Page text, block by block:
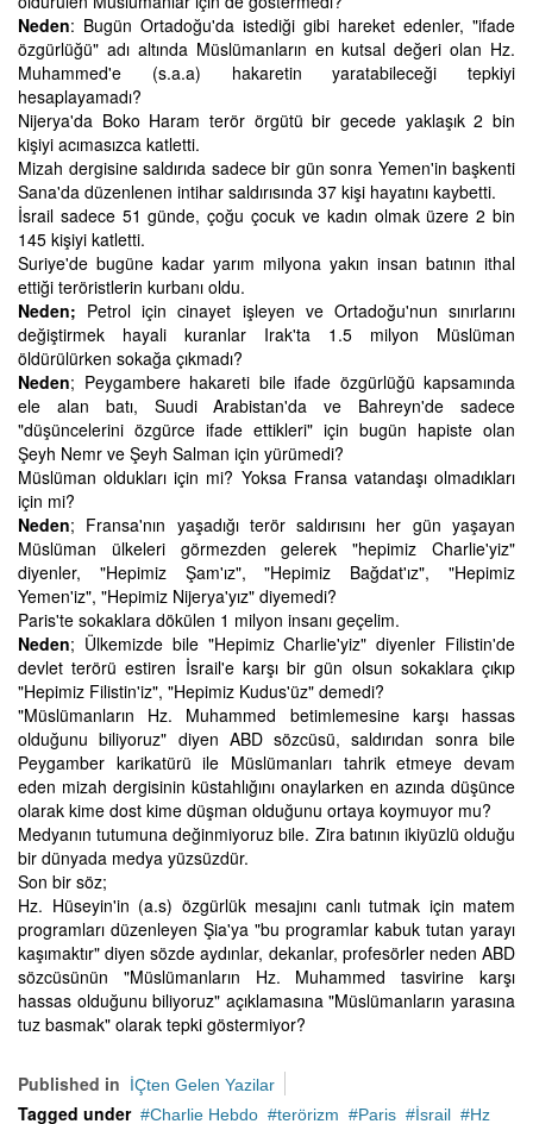
Neden: Bugün Ortadoğu'da istediği gibi hareket edenler, "ifade
özgürlüğü" adı altında Müslümanların en kutsal değeri olan Hz.
Muhammed'e (s.a.a) hakaretin yaratabileceği tepkiyi
hesaplayamadı?
Nijerya'da Boko Haram terör örgütü bir gecede yaklaşık 2 bin
kişiyi acımasızca katletti.
Mizah dergisine saldırıda sadece bir gün sonra Yemen'in başkenti
Sana'da düzenlenen intihar saldırısında 37 kişi hayatını kaybetti.
İsrail sadece 51 günde, çoğu çocuk ve kadın olmak üzere 2 bin
145 kişiyi katletti.
Suriye'de bugüne kadar yarım milyona yakın insan batının ithal
ettiği teröristlerin kurbanı oldu.
Neden; Petrol için cinayet işleyen ve Ortadoğu'nun sınırlarını
değiştirmek hayali kuranlar Irak'ta 1.5 milyon Müslüman
öldürülürken sokağa çıkmadı?
Neden; Peygambere hakareti bile ifade özgürlüğü kapsamında
ele alan batı, Suudi Arabistan'da ve Bahreyn'de sadece
"düşüncelerini özgürce ifade ettikleri" için bugün hapiste olan
Şeyh Nemr ve Şeyh Salman için yürümedi?
Müslüman oldukları için mi? Yoksa Fransa vatandaşı olmadıkları
için mi?
Neden; Fransa'nın yaşadığı terör saldırısını her gün yaşayan
Müslüman ülkeleri görmezden gelerek "hepimiz Charlie'yiz"
diyenler, "Hepimiz Şam'ız", "Hepimiz Bağdat'ız", "Hepimiz
Yemen'iz", "Hepimiz Nijerya'yız" diyemedi?
Paris'te sokaklara dökülen 1 milyon insanı geçelim.
Neden; Ülkemizde bile "Hepimiz Charlie'yiz" diyenler Filistin'de
devlet terörü estiren İsrail'e karşı bir gün olsun sokaklara çıkıp
"Hepimiz Filistin'iz", "Hepimiz Kudus'üz" demedi?
"Müslümanların Hz. Muhammed betimlemesine karşı hassas
olduğunu biliyoruz" diyen ABD sözcüsü, saldırıdan sonra bile
Peygamber karikatürü ile Müslümanları tahrik etmeye devam
eden mizah dergisinin küstahlığını onaylarken en azında düşünce
olarak kime dost kime düşman olduğunu ortaya koymuyor mu?
Medyanın tutumuna değinmiyoruz bile. Zira batının ikiyüzlü olduğu
bir dünyada medya yüzsüzdür.
Son bir söz;
Hz. Hüseyin'in (a.s) özgürlük mesajını canlı tutmak için matem
programları düzenleyen Şia'ya "bu programlar kabuk tutan yarayı
kaşımaktır" diyen sözde aydınlar, dekanlar, profesörler neden ABD
sözcüsünün "Müslümanların Hz. Muhammed tasvirine karşı
hassas olduğunu biliyoruz" açıklamasına "Müslümanların yarasına
tuz basmak" olarak tepki göstermiyor?
Published in İÇten Gelen Yazilar
Tagged under Charlie Hebdo terörizm Paris İsrail Hz